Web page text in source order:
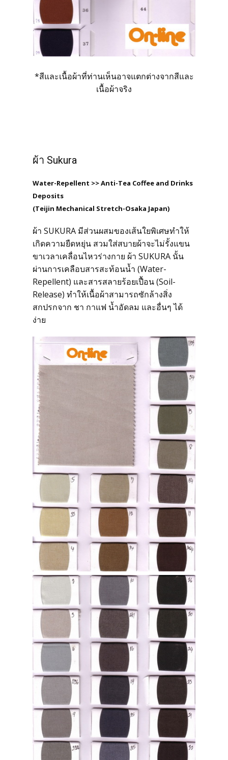
*สีและเนื้อผ้าที่ท่านเห็นอาจแตกต่างจากสีและ
เนื้อผ้าจริง
ผ้า Sukura
Water-Repellent >> Anti-Tea Coffee and Drinks
Deposits
(Teijin Mechanical Stretch-Osaka Japan)
ผ้า SUKURA มีส่วนผสมของเส้นใยพิเศษทำให้
เกิดความยืดหยุ่น สวมใส่สบายผ้าจะไม่รั้งแขน
ขาเวลาเคลื่อนไหวร่างกาย ผ้า SUKURA นั้น
ผ่านการเคลือบสารสะท้อนน้ำ (Water-
Repellent) และสารสลายร้อยเปื้อน (Soil-
Release) ทำให้เนื้อผ้าสามารถซักล้างสิ่ง
สกปรกจาก ชา กาแฟ น้ำอัดลม และอื่นๆ ได้
ง่าย